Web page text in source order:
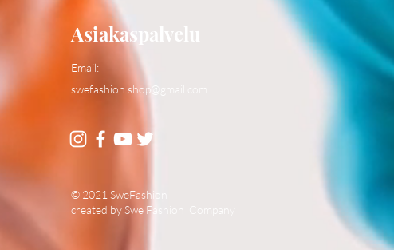
Asiakaspalvelu
Email:
swefashion.shop@gmail.com
© 2021 SweFashion
created by Swe Fashion Company